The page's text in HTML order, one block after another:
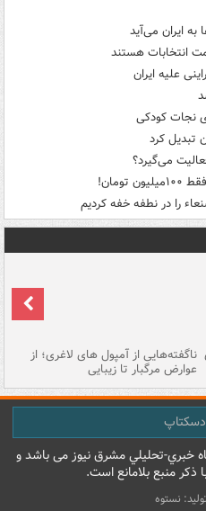
به ایران می‌آید
علیه ایران
نجات کودکی
تبدیل کرد
می‌گیرد؟
را در نطفه خفه کردیم
ناگفته‌هایی از آمپول های لاغری؛ از
عوارض مرگبار تا زیبایی
خبري-تحليلي مشرق نيوز می باشد و
ذکر منبع بلامانع است.
نستوه